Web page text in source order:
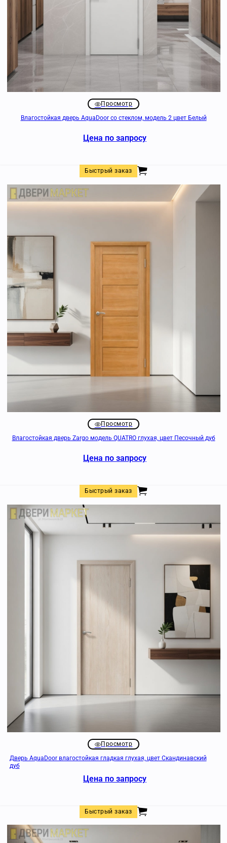
Просмотр
Влагостойкая дверь AquaDoor со стеклом, модель 2 цвет Белый
Цена по запросу
Быстрый заказ
Просмотр
Влагостойкая дверь Zargo модель QUATRO глухая, цвет Песочный дуб
Цена по запросу
Быстрый заказ
Просмотр
Дверь AquaDoor влагостойкая гладкая глухая, цвет Скандинавский
дуб
Цена по запросу
Быстрый заказ